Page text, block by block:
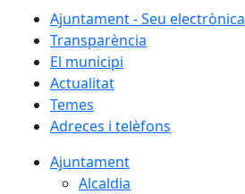
Ajuntament - Seu electrònica
Transparència
El municipi
Actualitat
Temes
Adreces i telèfons
Ajuntament
Alcaldia